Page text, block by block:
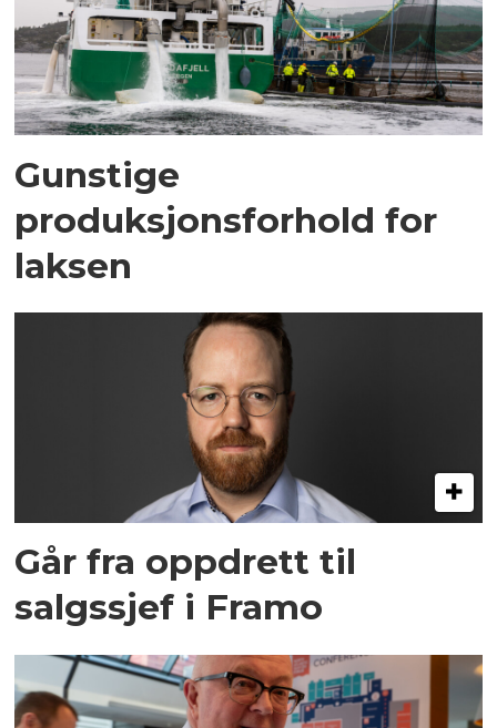
Gunstige
produksjonsforhold for
laksen
Går fra oppdrett til
salgssjef i Framo